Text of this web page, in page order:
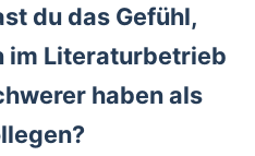
du das Gefühl,
im Lite­ra­tur­be­trieb
haben als